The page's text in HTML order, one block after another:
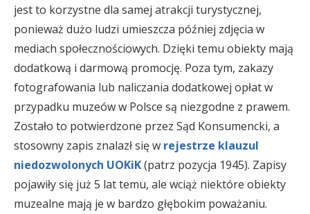
jest to korzystne dla samej atrakcji turystycznej,
ponieważ dużo ludzi umieszcza później zdjęcia w
mediach społecznościowych. Dzięki temu obiekty mają
dodatkową i darmową promocję. Poza tym, zakazy
fotografowania lub naliczania dodatkowej opłat w
przypadku muzeów w Polsce są niezgodne z prawem.
Zostało to potwierdzone przez Sąd Konsumencki, a
stosowny zapis znalazł się w rejestrze klauzul
niedozwolonych UOKiK(patrz pozycja 1945). Zapisy
pojawiły się już 5 lat temu, ale wciąż niektóre obiekty
muzealne mają je w bardzo głębokim poważaniu.